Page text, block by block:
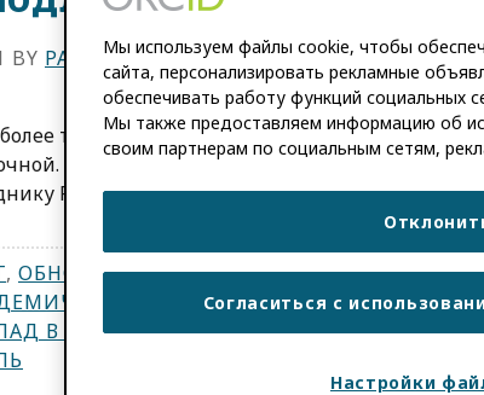
BY PAULA DEMAIN
трех лет. Информация, содержащаяся в
Особая благодарность Вероник Кирмер,
PLOS, за ее […]
, ОБНОВЛЕНИЯ ПРОДУКТА
КАРЬЕРА,CREDIT , РАЗРАБОТКА
В ИССЛЕДОВАНИЯ,ТАКСОНОМИЯ
Мы используем файлы cookie, чтобы
сайта, персонализировать рекламные
обеспечивать работу функций социальных
Мы также предоставляем информацию об
своим партнерам по социальным сетям,
Согласиться с
Настройки